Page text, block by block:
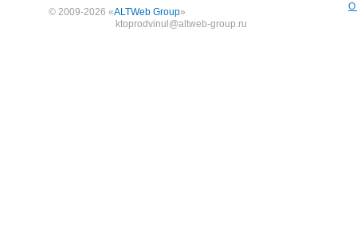
© 2009-2026 «ALTWeb Group»
ktoprodvinul@altweb-group.ru
О